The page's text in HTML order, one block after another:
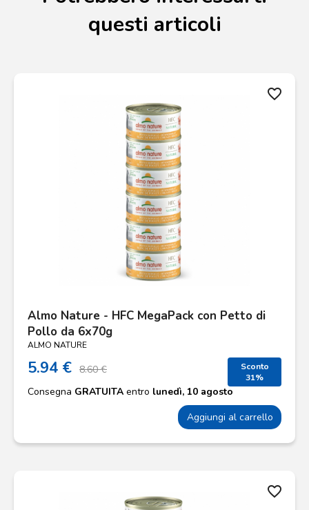
questi articoli
favorite_border
Almo Nature - HFC MegaPack con Petto di
Pollo da 6x70g
ALMO NATURE
5.94 € 8.60 €
Sconto
31%
Consegna GRATUITA entro lunedì, 10 agosto
Aggiungi al carrello
favorite_border